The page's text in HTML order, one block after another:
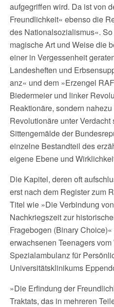
aufgegriffen wird. Da ist von
Freundlichkeit« ebenso die
des Nationalsozialismus«.
magische Art und Weise die
einer in Vergessenheit
Landesheften und
anz« und dem »Erzengel
Biedermeier und linker
Reaktionäre, sondern
Revolutionäre unter
Sittengemälde der
einzelne Bestandteil des
eigene Ebene und
Die Kapitel, deren oft
erst nach dem Register zum
Titel wie »Die Verbindung
Nachkriegszeit zur
Fragebogen (Binary
erwachsenen Teenagers
Spezialambulanz für
Universitätsklinikums
»Die Erfindung der
Traktats, das in mehreren